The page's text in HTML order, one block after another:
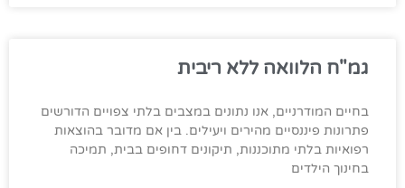
גמ"ח הלוואה ללא ריבית
בחיים המודרניים, אנו נתונים במצבים בלתי צפויים הדורשים
פתרונות פיננסיים מהירים ויעילים. בין אם מדובר בהוצאות
רפואיות בלתי מתוכננות, תיקונים דחופים בבית, תמיכה
בחינוך הילדים